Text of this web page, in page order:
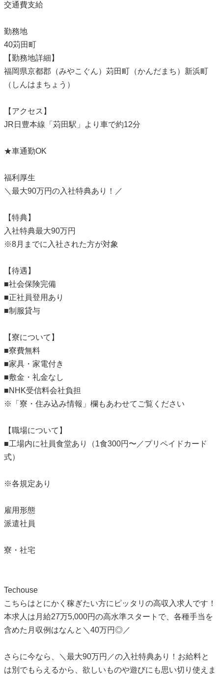
交通費支給
勤務地
40苅田町
【勤務地詳細】
福岡県京都郡（みやこぐん）苅田町（かんだまち）新浜町
（しんはまちょう）
【アクセス】
JR日豊本線「苅田駅」より車で約12分
★車通勤OK
福利厚生
＼最大90万円の入社特典あり！／
【特典】
入社特典最大90万円
※8月までに入社された方が対象
【待遇】
■社会保険完備
■正社員登用あり
■制服貸与
【寮について】
■寮費無料
■家具・家電付き
■敷金・礼金なし
■NHK受信料会社負担
※「寮・住み込み情報」欄もあわせてご覧ください
【職場について】
■工場内に社員食堂あり（1食300円〜／プリペイドカード
式）
※各規定あり
雇用形態
派遣社員
寮・社宅
Techouse
こちらはとにかく稼ぎたい方にピッタリの高収入求人です！
本求人は月給27万5,000円の高水準スタートで、各種手当を
含めた月収例はなんと＼40万円◎／
さらに今なら、＼最大90万円／の入社特典あり！お給料と
は別でもらえるから、欲しいものや遊びにも思い切り使えま